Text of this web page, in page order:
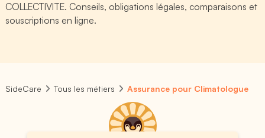
COLLECTIVITE. Conseils, obligations légales, comparaisons et
souscriptions en ligne.
SideCare Tous les métiers Assurance pour Climatologue